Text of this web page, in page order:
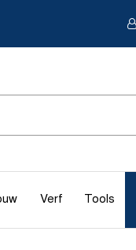
Verf Tools